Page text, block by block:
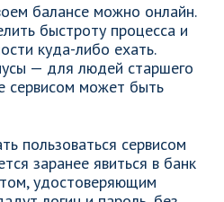
балансе можно онлайн.
быстроту процесса и
куда-либо ехать.
— для людей старшего
сервисом может быть
пользоваться сервисом
заранее явиться в банк
удостоверяющим